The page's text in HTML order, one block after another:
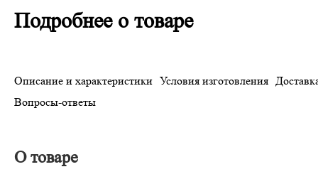
Подробнее о товаре
Описание и характеристики Условия изготовления
Вопросы-ответы
О товаре